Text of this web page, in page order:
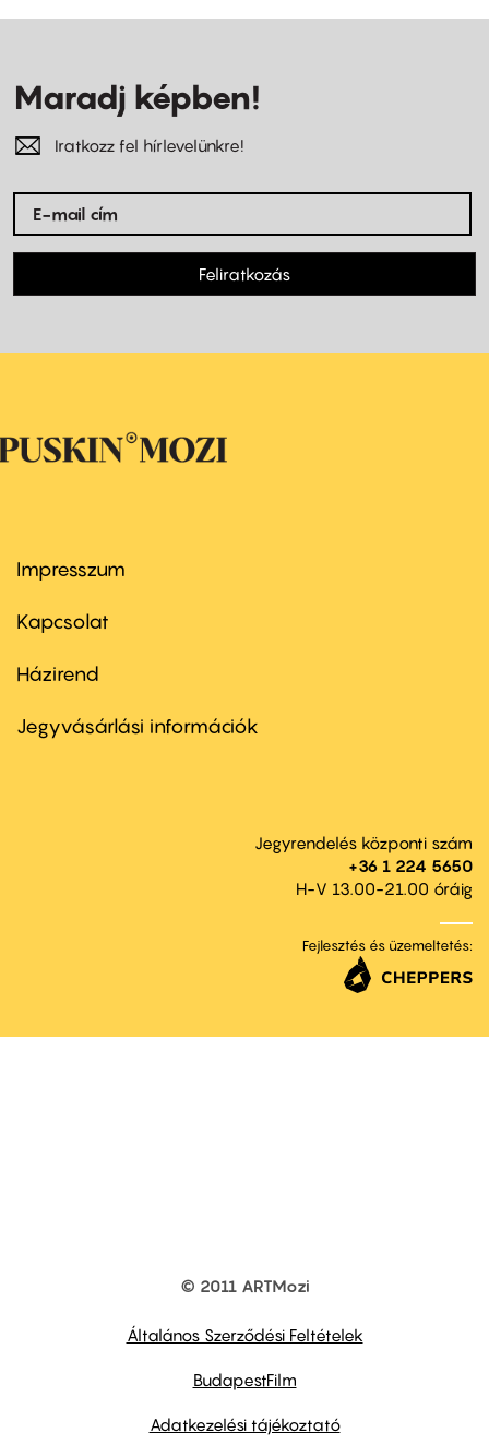
Maradj képben!
Iratkozz fel hírlevelünkre!
Feliratkozás
Footer
first
Impresszum
Kapcsolat
Footer
second
Házirend
Jegyvásárlási információk
Jegyrendelés központi szám
+36 1 224 5650
H-V 13.00-21.00 óráig
Fejlesztés és üzemeltetés:
© 2011 ARTMozi
Általános Szerződési Feltételek
BudapestFilm
Adatkezelési tájékoztató